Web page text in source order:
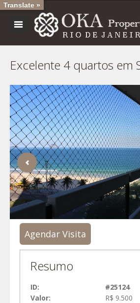
Excelente 4 quartos em
Agendar Visita
Resumo
ID:
#25124
Valor:
R$ 9.500
Translate »